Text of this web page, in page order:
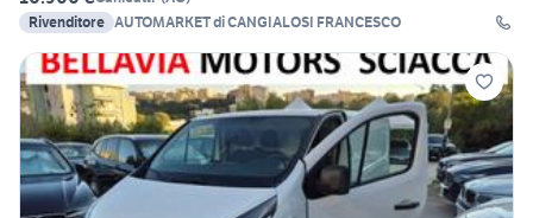
Rivenditore AUTOMARKET di CANGIALOSI FRANCESCO